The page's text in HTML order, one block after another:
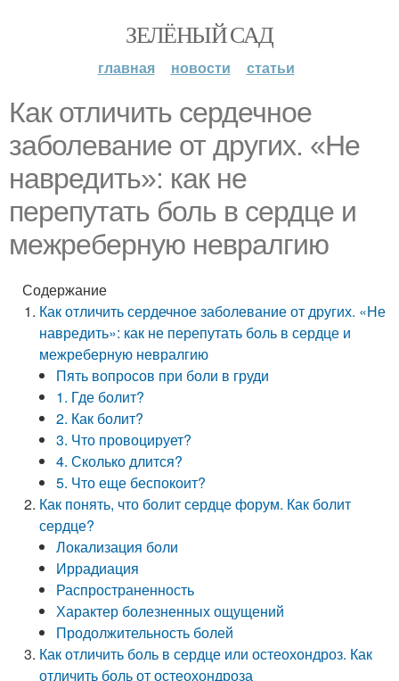
ЗЕЛЁНЫЙ САД
главная новости статьи
Как отличить сердечное
заболевание от других. «Не
навредить»: как не
перепутать боль в сердце и
межреберную невралгию
Содержание
Как отличить сердечное заболевание от других. «Не
навредить»: как не перепутать боль в сердце и
межреберную невралгию
Пять вопросов при боли в груди
1. Где болит?
2. Как болит?
3. Что провоцирует?
4. Сколько длится?
5. Что еще беспокоит?
Как понять, что болит сердце форум. Как болит
сердце?
Локализация боли
Иррадиация
Распространенность
Характер болезненных ощущений
Продолжительность болей
Как отличить боль в сердце или остеохондроз. Как
отличить боль от остеохондроза